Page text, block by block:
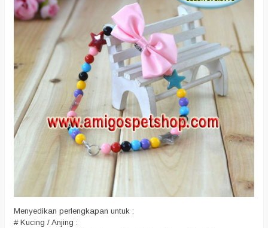
Menyedikan perlengkapan untuk :
# Kucing / Anjing :